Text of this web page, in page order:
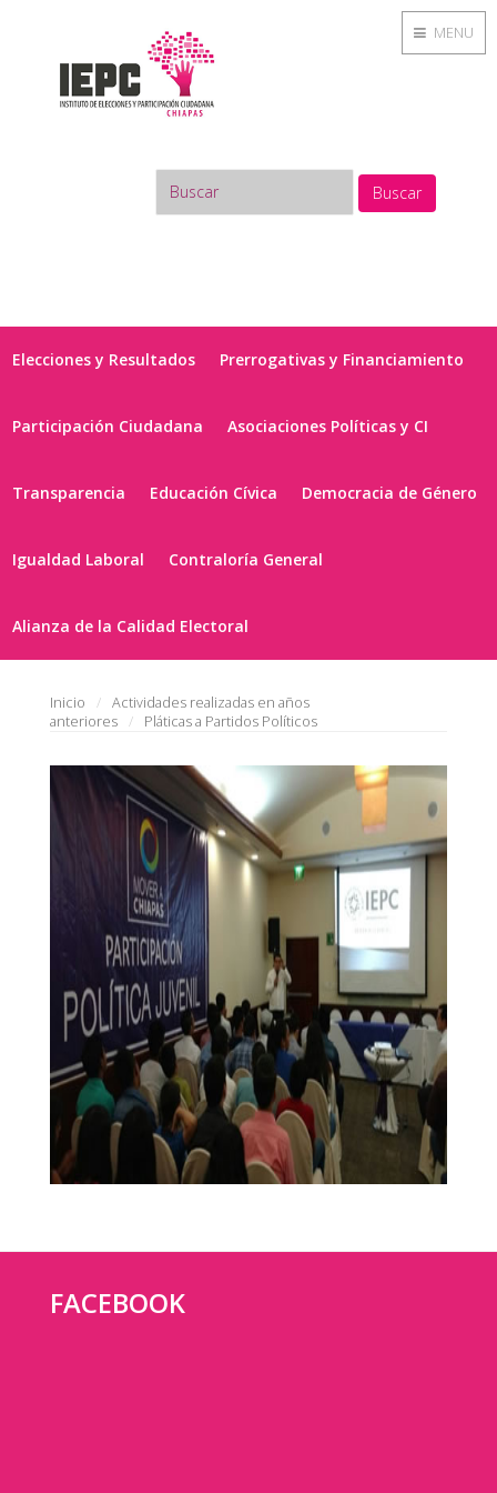
Buscar
Elecciones y Resultados Prerrogativas y Financiamiento
Participación Ciudadana Asociaciones Políticas y CI
Transparencia Educación Cívica Democracia de Género
Igualdad Laboral Contraloría General
Alianza de la Calidad Electoral
Inicio
Actividades realizadas en años
anteriores
Pláticas a Partidos Políticos
FACEBOOK
MENU